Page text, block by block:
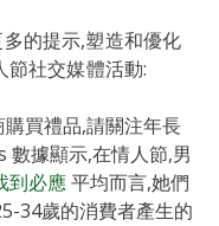
的提示,塑造和優化
社交媒體活動:
買禮品,請關注年長
數據顯示,在情人節,男
到必應平均而言,她們
34歲的消費者產生的